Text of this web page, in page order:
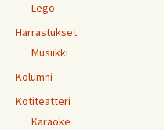
Lego
Harrastukset
Musiikki
Kolumni
Kotiteatteri
Karaoke